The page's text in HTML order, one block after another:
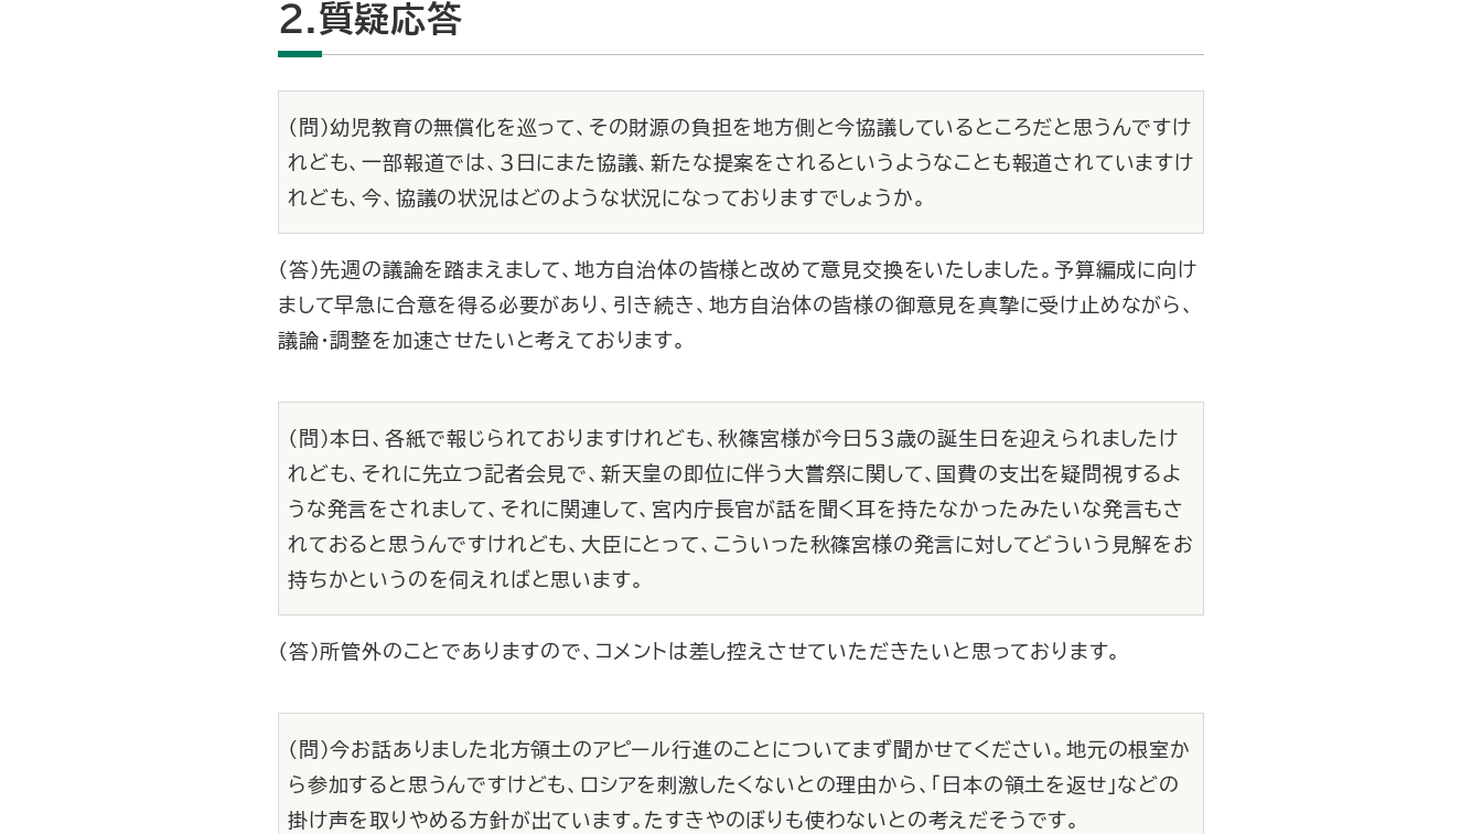
2.質疑応答
（問）幼児教育の無償化を巡って、その財源の負担を地方側と今協議しているところだと思うんですけ
れども、一部報道では、３日にまた協議、新たな提案をされるというようなことも報道されていますけ
れども、今、協議の状況はどのような状況になっておりますでしょうか。
（答）先週の議論を踏まえまして、地方自治体の皆様と改めて意見交換をいたしました。予算編成に向け
まして早急に合意を得る必要があり、引き続き、地方自治体の皆様の御意見を真摯に受け止めながら、
議論・調整を加速させたいと考えております。
（問）本日、各紙で報じられておりますけれども、秋篠宮様が今日５３歳の誕生日を迎えられましたけ
れども、それに先立つ記者会見で、新天皇の即位に伴う大嘗祭に関して、国費の支出を疑問視するよ
うな発言をされまして、それに関連して、宮内庁長官が話を聞く耳を持たなかったみたいな発言もさ
れておると思うんですけれども、大臣にとって、こういった秋篠宮様の発言に対してどういう見解をお
持ちかというのを伺えればと思います。
（答）所管外のことでありますので、コメントは差し控えさせていただきたいと思っております。
（問）今お話ありました北方領土のアピール行進のことについてまず聞かせてください。地元の根室か
ら参加すると思うんですけども、ロシアを刺激したくないとの理由から、「日本の領土を返せ」などの
掛け声を取りやめる方針が出ています。たすきやのぼりも使わないとの考えだそうです。